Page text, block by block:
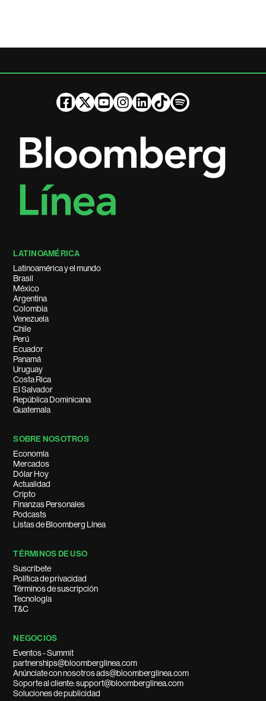
LATINOAMÉRICA
Latinoamérica y el mundo
Brasil
México
Argentina
Colombia
Venezuela
Chile
Perú
Ecuador
Panamá
Uruguay
Costa Rica
El Salvador
República Dominicana
Guatemala
SOBRE NOSOTROS
Economía
Mercados
Dólar Hoy
Actualidad
Cripto
Finanzas Personales
Podcasts
Listas de Bloomberg Línea
TÉRMINOS DE USO
Suscríbete
Política de privacidad
Términos de suscripción
Tecnología
T&C
NEGOCIOS
Eventos - Summit
partnerships@bloomberglinea.com
Anúnciate con nosotros ads@bloomberglinea.com
Soporte al cliente: support@bloomberglinea.com
Soluciones de publicidad